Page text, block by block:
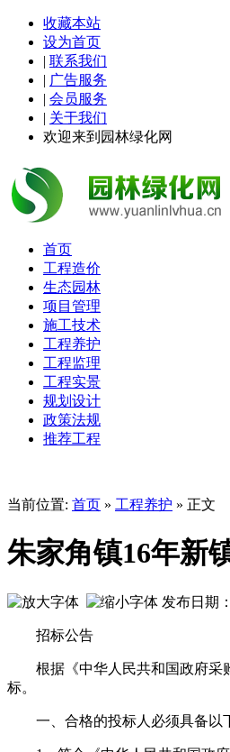
收藏本站
设为首页
| 联系我们
| 广告服务
| 会员服务
| 关于我们
欢迎来到园林绿化网
首页
工程造价
生态园林
项目管理
施工技术
工程养护
工程监理
工程实景
规划设计
政策法规
推荐工程
当前位置: 首页 » 工程养护 » 正文
朱家角镇16年新
发布日期
招标公告
根据《中华人民共和国政府采购
标。
一、合格的投标人必须具备以